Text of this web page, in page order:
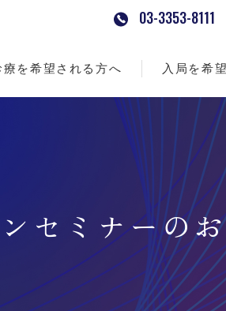
03-3353-8111
療を希望される方へ 入局を希
セミナーの